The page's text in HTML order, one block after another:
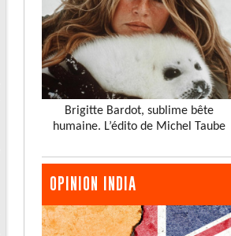
Brigitte Bardot, sublime bête
humaine. L’édito de Michel Taube
OPINION INDIA